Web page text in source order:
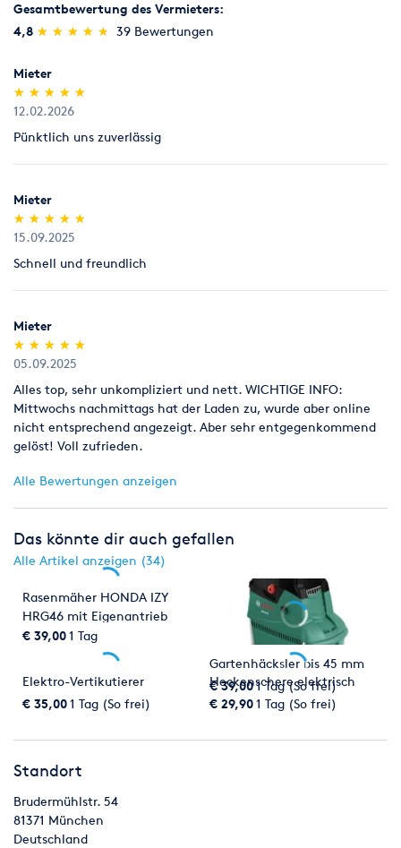
Legitimation
Als Neukunde bitten wir Sie einen gültigen amtlichen
(Personalausweis).
Gesamtbewertung des Vermieters:
4,8 (*)
★
★
(*) ★
★
(*) ★
★
(*) ★
★
(*) ★
★ 39 Bewertungen
Mieter
(*)
★
★
(*) ★
★
(*) ★
★
(*) ★
★
(*) ★
★
12.02.2026
Pünktlich uns zuverlässig
Mieter
(*)
★
★
(*) ★
★
(*) ★
★
(*) ★
★
(*) ★
★
15.09.2025
Schnell und freundlich
Mieter
(*)
★
★
(*) ★
★
(*) ★
★
(*) ★
★
(*) ★
★
05.09.2025
Alles top, sehr unkompliziert und nett. WICHTIGE INFO:
Mittwochs nachmittags hat der Laden zu, wurde aber online
nicht entsprechend angezeigt. Aber sehr entgegenkommend
gelöst! Voll zufrieden.
Alle Bewertungen anzeigen
Das könnte dir auch gefallen
Alle Artikel anzeigen (34)
Rasenmäher HONDA IZY
HRG46 mit Eigenantrieb
€ 39,001 Tag
Gartenhäcksler bis 45 mm
€ 39,001 Tag (So frei)
Elektro-Vertikutierer
€ 35,001 Tag (So frei)
Heckenschere elektrisch
€ 29,901 Tag (So frei)
Standort
Brudermühlstr. 54
81371 München
Deutschland